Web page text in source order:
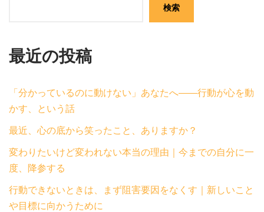
検索
最近の投稿
「分かっているのに動けない」あなたへ——行動が心を動
かす、という話
最近、心の底から笑ったこと、ありますか？
変わりたいけど変われない本当の理由｜今までの自分に一
度、降参する
行動できないときは、まず阻害要因をなくす｜新しいこと
や目標に向かうために